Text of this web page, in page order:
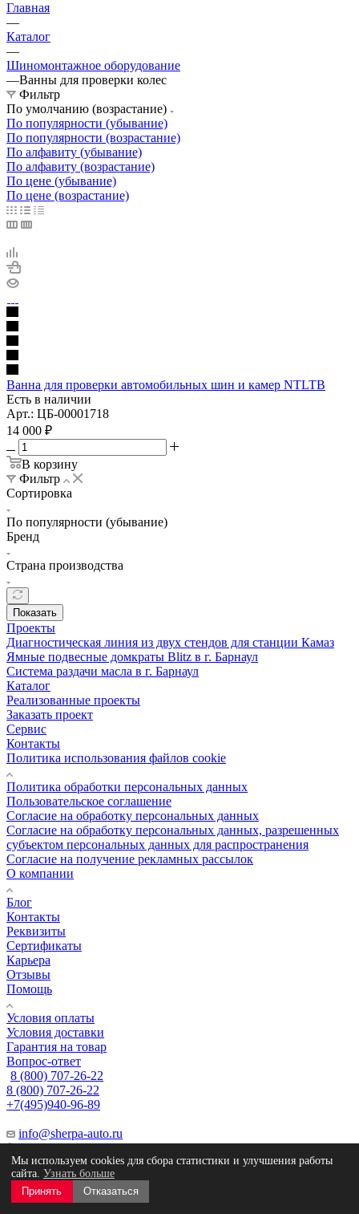
Главная
—
Каталог
—
Шиномонтажное оборудование
—Ванны для проверки колес
Фильтр
По умолчанию (возрастание)
По популярности (убывание)
По популярности (возрастание)
По алфавиту (убывание)
По алфавиту (возрастание)
По цене (убывание)
По цене (возрастание)
Ванна для проверки автомобильных шин и камер NTLTB
Есть в наличии
Арт.: ЦБ-00001718
14 000 ₽
В корзину
Фильтр
Сортировка
По популярности (убывание)
Бренд
Страна производства
Показать
Проекты
Диагностическая линия из двух стендов для станции Камаз
Ямные подвесные домкраты Blitz в г. Барнаул
Система раздачи масла в г. Барнаул
Каталог
Реализованные проекты
Заказать проект
Сервис
Контакты
Политика использования файлов cookie
Политика обработки персональных данных
Пользовательское соглашение
Согласие на обработку персональных данных
Согласие на обработку персональных данных, разрешенных
субъектом персональных данных для распространения
Согласие на получение рекламных рассылок
О компании
Блог
Контакты
Реквизиты
Сертификаты
Карьера
Отзывы
Помощь
Условия оплаты
Условия доставки
Гарантия на товар
Вопрос-ответ
8 (800) 707-26-22
8 (800) 707-26-22
+7(495)940-96-89
info@sherpa-auto.ru
г. Котельники, ул. Сосновая, д.5, помещ. 3.
2025 ©Created bywww.mobit.ru
Вся информация на сайте носит справочный характер и не является публичной
Мы используем cookies для сбора статистики и улучшения работы
сайта. Узнать больше
Принять
Отказаться